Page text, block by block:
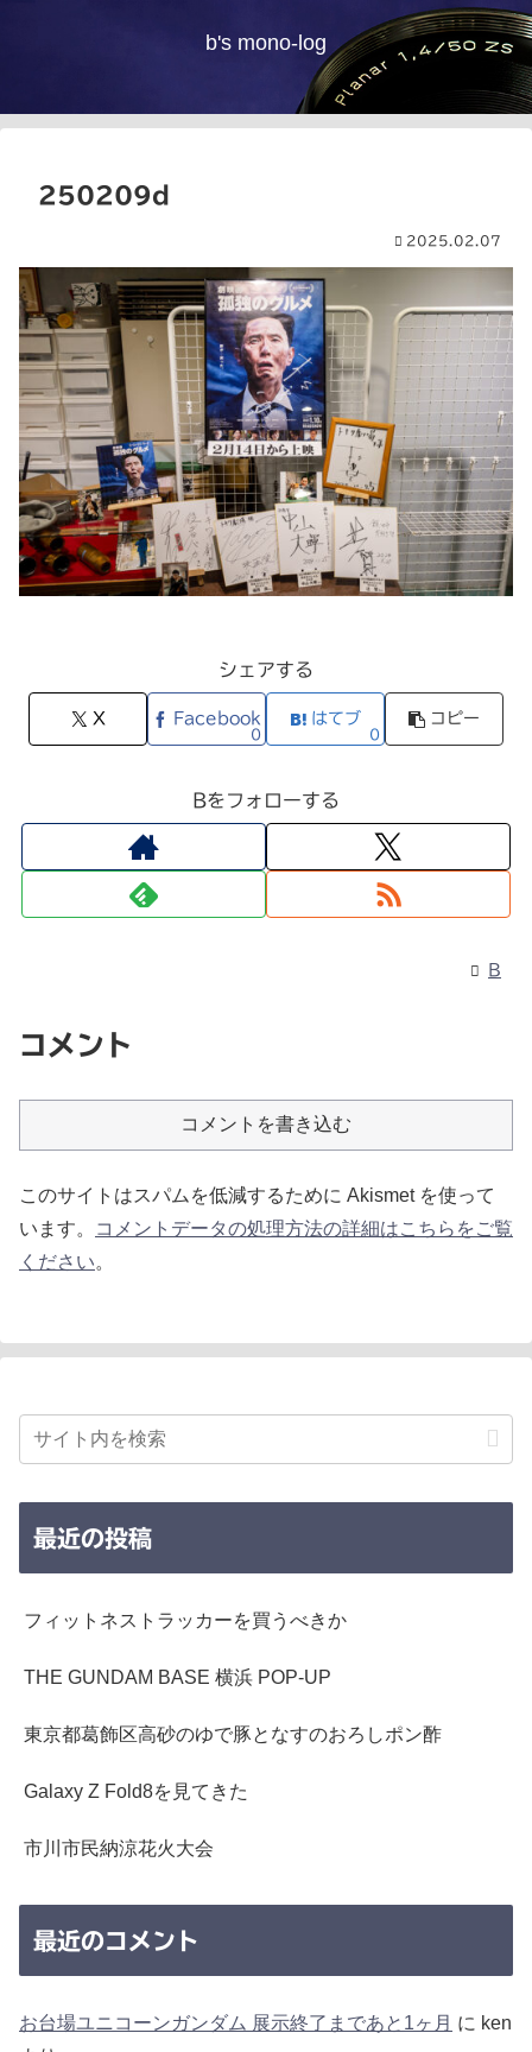
b's mono-log
250209d
2025.02.07
シェアする
X Facebook
0
はてブ
0
コピー
Bをフォローする
B
コメント
コメントを書き込む
このサイトはスパムを低減するために Akismet を使って
います。
コメントデータの処理方法の詳細はこちらをご覧
ください。
最近の投稿
フィットネストラッカーを買うべきか
THE GUNDAM BASE 横浜 POP-UP
東京都葛飾区高砂のゆで豚となすのおろしポン酢
Galaxy Z Fold8を見てきた
市川市民納涼花火大会
最近のコメント
お台場ユニコーンガンダム 展示終了まであと1ヶ月 に ken